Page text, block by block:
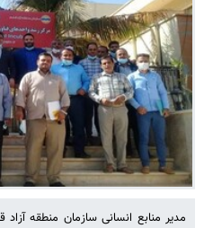
مدیر منابع انسانی سازمان منطقه